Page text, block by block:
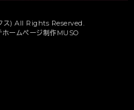
ス) All Rights Reserved.
ホームページ制作MUSO